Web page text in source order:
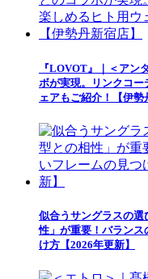
『LOVOT』｜＜アン
ボが実現。リンクコ
ェアもご紹介！【伊勢
似合うサングラスの選
性」が重要！バラン
け方【2026年更新】